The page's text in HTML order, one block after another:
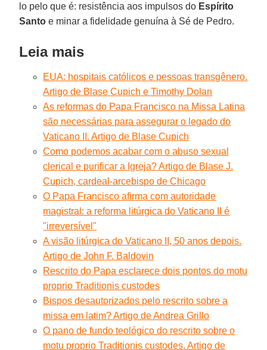
lo pelo que é: resistência aos impulsos do Espírito
Santo e minar a fidelidade genuína à Sé de Pedro.
Leia mais
EUA: hospitais católicos e pessoas transgênero.
Artigo de Blase Cupich e Timothy Dolan
As reformas do Papa Francisco na Missa Latina
são necessárias para assegurar o legado do
Vaticano II. Artigo de Blase Cupich
Como podemos acabar com o abuso sexual
clerical e purificar a Igreja? Artigo de Blase J.
Cupich, cardeal-arcebispo de Chicago
O Papa Francisco afirma com autoridade
magistral: a reforma litúrgica do Vaticano II é
"irreversível"
A visão litúrgica do Vaticano II, 50 anos depois.
Artigo de John F. Baldovin
Rescrito do Papa esclarece dois pontos do motu
proprio Traditionis custodes
Bispos desautorizados pelo rescrito sobre a
missa em latim? Artigo de Andrea Grillo
O pano de fundo teológico do rescrito sobre o
motu proprio Traditionis custodes. Artigo de